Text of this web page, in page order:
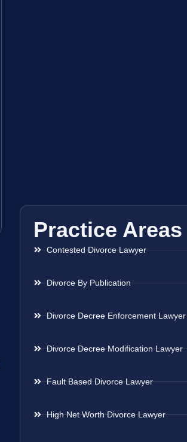
Practice Areas
Contested Divorce Lawyer
Divorce By Publication
Divorce Decree Enforcement Lawyer
Divorce Decree Modification Lawyer
Fault Based Divorce Lawyer
High Net Worth Divorce Lawyer